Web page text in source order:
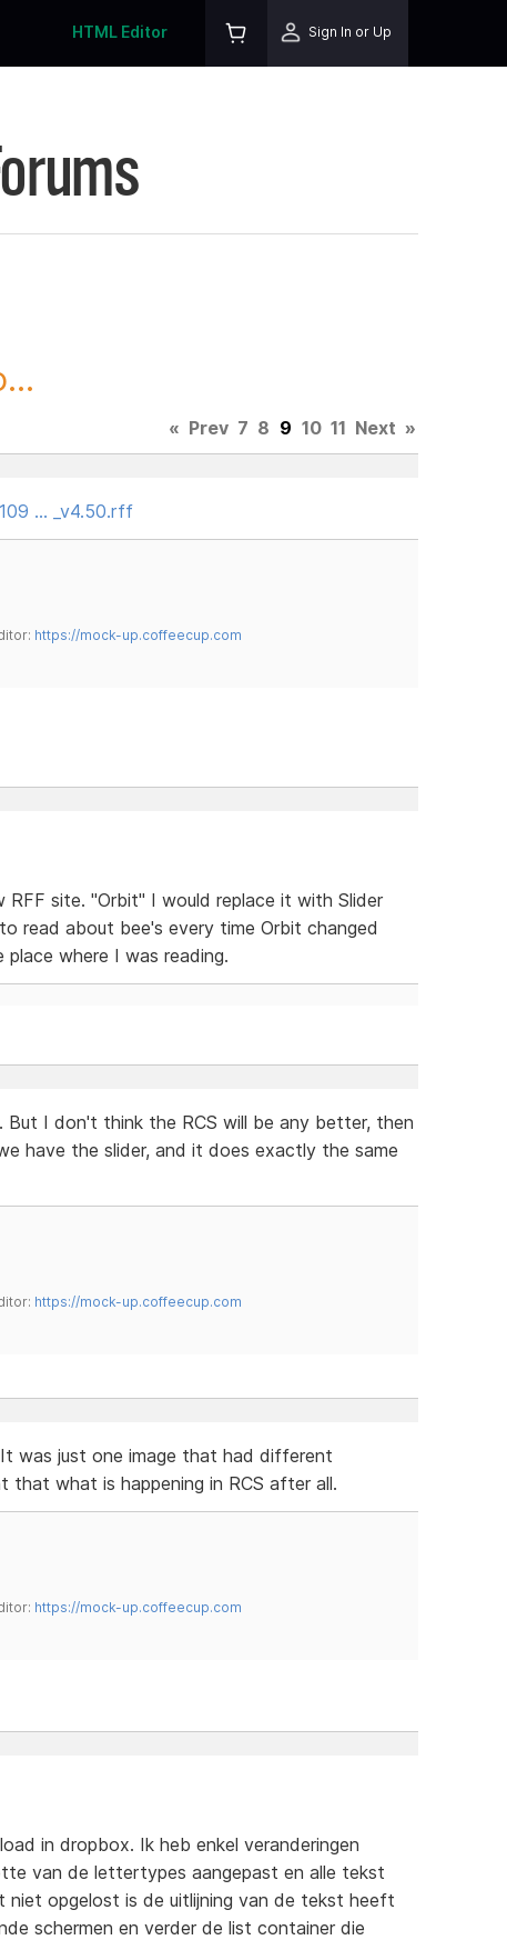
HTML Editor Sign In or Up
« Prev 7 8 9 10 11 Next »
… _v4.50.rff
https://mock-up.coffeecup.com
RFF site. "Orbit" I would replace it with Slider
read about bee's every time Orbit changed
place where I was reading.
I don't think the RCS will be any better, then
have the slider, and it does exactly the same
https://mock-up.coffeecup.com
was just one image that had different
what is happening in RCS after all.
https://mock-up.coffeecup.com
in dropbox. Ik heb enkel veranderingen
van de lettertypes aangepast en alle tekst
niet opgelost is de uitlijning van de tekst heeft
schermen en verder de list container die